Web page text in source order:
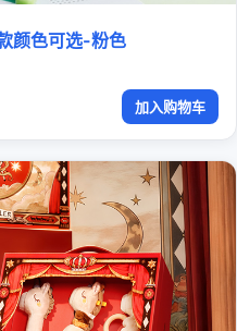
颜色可选-粉色
加入购物车